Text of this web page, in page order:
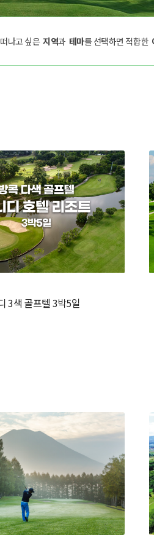
떠나고 싶은지역과테마를 선택하면 적합한
[방콕] 티니디 3색 골프텔 3박5일